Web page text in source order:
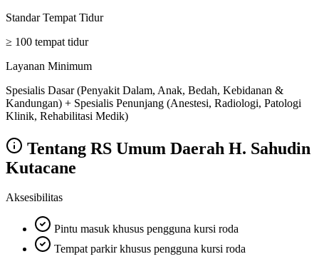
Standar Tempat Tidur
≥ 100 tempat tidur
Layanan Minimum
Spesialis Dasar (Penyakit Dalam, Anak, Bedah, Kebidanan &
Kandungan) + Spesialis Penunjang (Anestesi, Radiologi, Patologi
Klinik, Rehabilitasi Medik)
Tentang RS Umum Daerah H. Sahudin
Kutacane
Aksesibilitas
Pintu masuk khusus pengguna kursi roda
Tempat parkir khusus pengguna kursi roda